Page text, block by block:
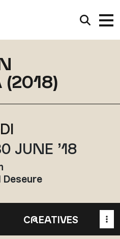
(2018)
JUNE ’18
Deseure
CREATIVES